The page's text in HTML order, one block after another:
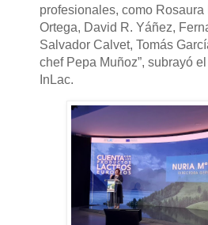
profesionales, como Rosaura
Ortega, David R. Yáñez,
Salvador Calvet, Tomás
chef Pepa Muñoz”, subrayó
InLac.